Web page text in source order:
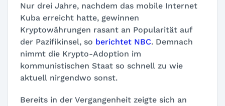
Nur drei Jahre, nachdem das mobile Internet
Kuba erreicht hatte, gewinnen
Kryptowährungen rasant an Popularität auf
der Pazifikinsel, so berichtet NBC. Demnach
nimmt die Krypto-Adoption im
kommunistischen Staat so schnell zu wie
aktuell nirgendwo sonst.
Bereits in der Vergangenheit zeigte sich an